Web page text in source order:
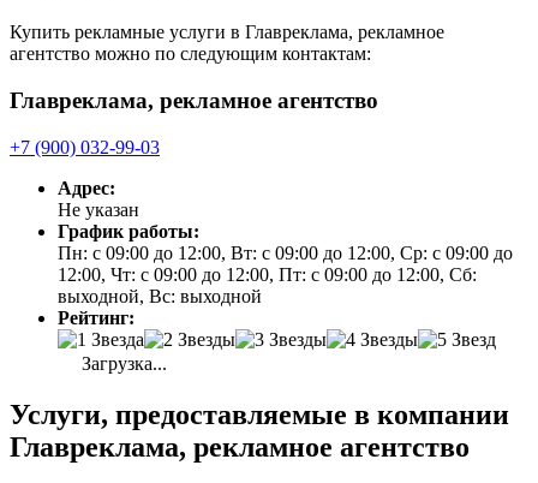
Купить рекламные услуги в Главреклама, рекламное
агентство можно по следующим контактам:
Главреклама, рекламное агентство
+7 (900) 032-99-03
Адрес:
Не указан
График работы:
Пн: с 09:00 до 12:00, Вт: с 09:00 до 12:00, Ср: с 09:00 до
12:00, Чт: с 09:00 до 12:00, Пт: с 09:00 до 12:00, Сб:
выходной, Вс: выходной
Рейтинг:
Загрузка...
Услуги, предоставляемые в компании
Главреклама, рекламное агентство